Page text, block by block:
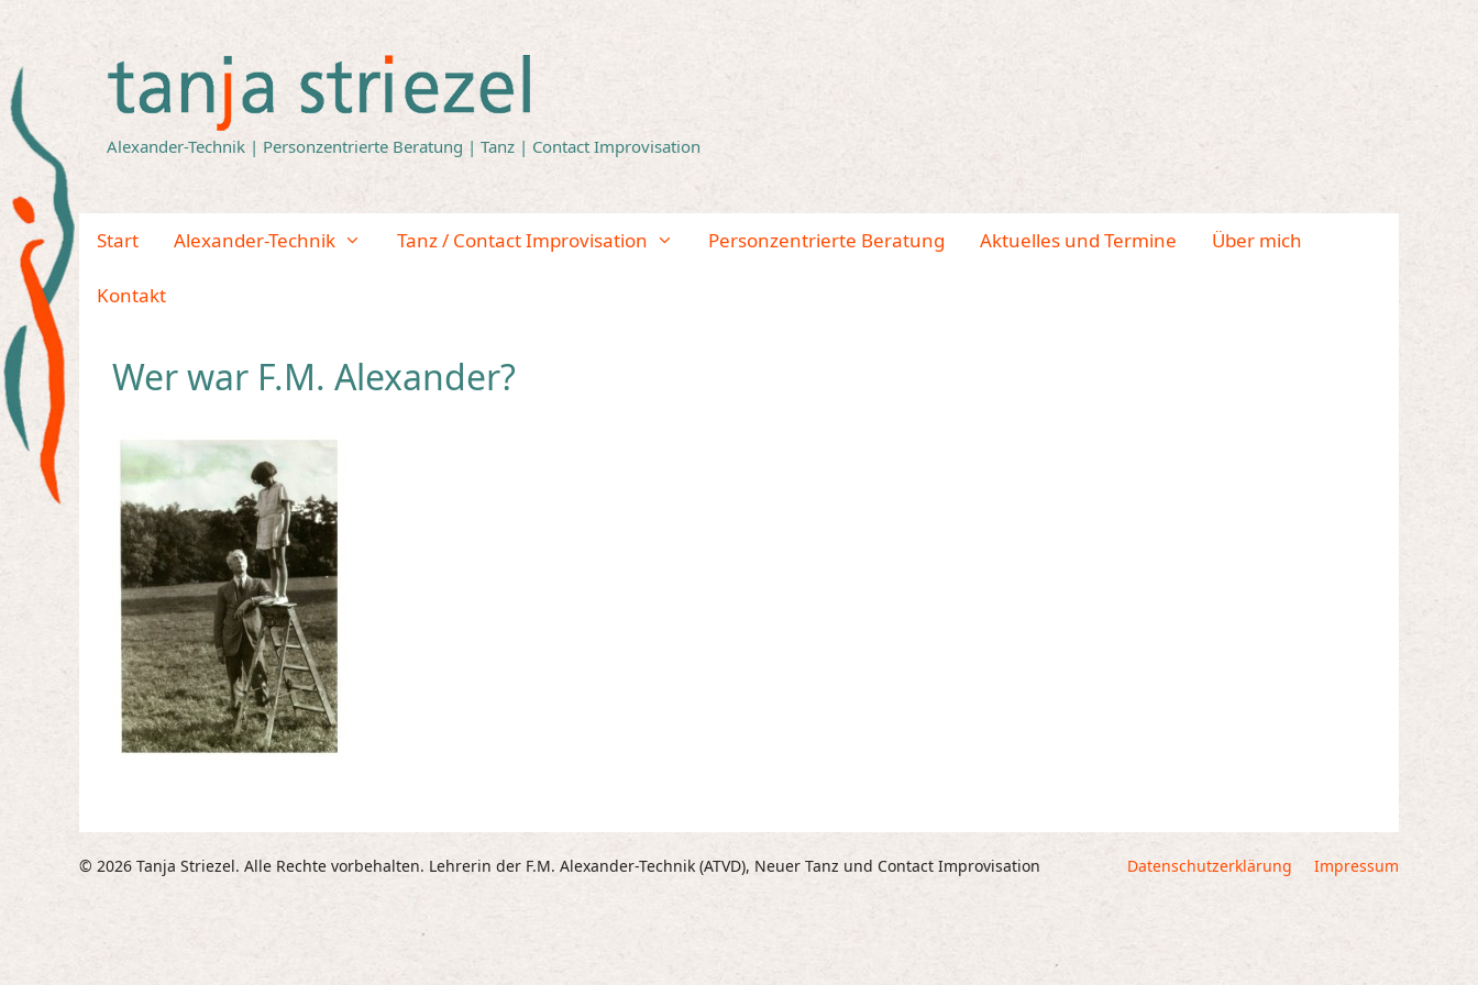
Alexander-Technik | Personzentrierte Beratung | Tanz | Contact Improvisation
Start Alexander-Technik Tanz / Contact Improvisation Personzentrierte Beratung Aktuelles und Termine Über mich
Kontakt
Wer war F.M. Alexander?
Datenschutzerklärung Impressum
© 2026 Tanja Striezel. Alle Rechte vorbehalten. Lehrerin der F.M. Alexander-Technik (ATVD), Neuer Tanz und Contact Improvisation